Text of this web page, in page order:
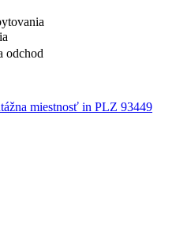
odchod
miestnosť in PLZ 93449